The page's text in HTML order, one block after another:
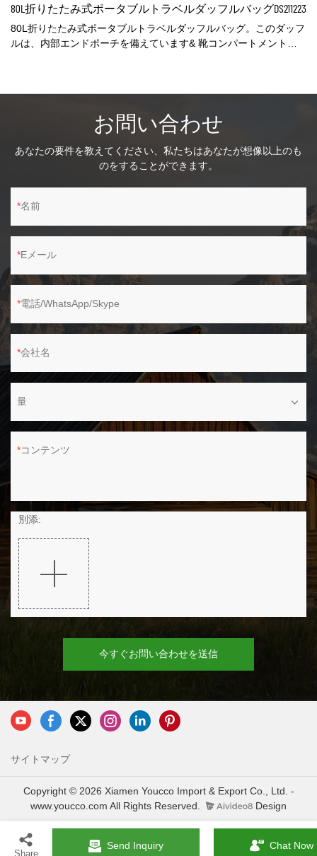
80L折りたたみ式ポータブルトラベルダッフルバッグDS211223
80L折りたたみ式ポータブルトラベルダッフルバッグ。このダッフ
ルは、内部エンドポーチを備えています& 靴コンパートメント、
入れとしても使用できます。お問い合わせ
あなたの要件を教えてください、私たちはあなたが想像以上のも
のをすることができます。
名前
Eメール
電話/WhatsApp/Skype
会社名
量
コンテンツ
別添:
今すぐお問い合わせを送信
サイトマップ
Copyright © 2026 Xiamen Youcco Import & Export Co., Ltd. -
www.youcco.com All Rights Reserved.
Design
Share
Send Inquiry Chat Now